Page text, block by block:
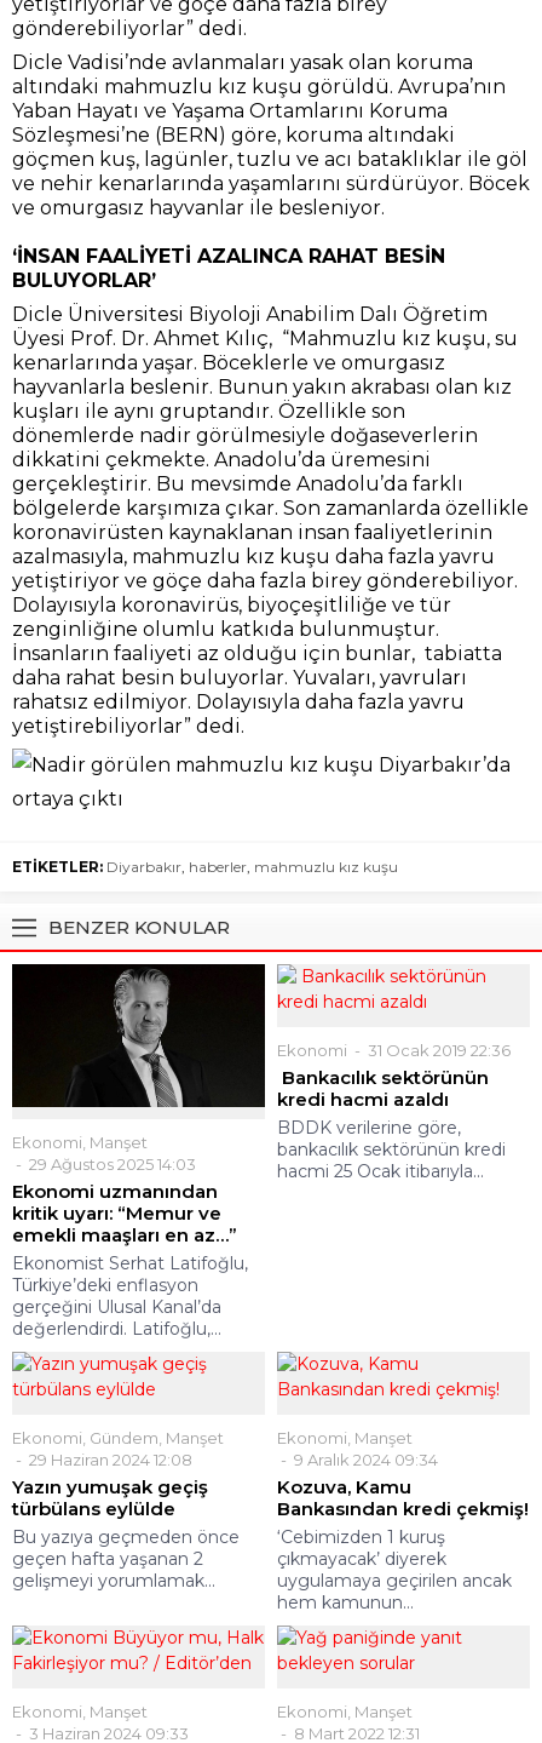
yetiştiriyorlar ve göçe daha fazla birey
gönderebiliyorlar” dedi.
Dicle Vadisi’nde avlanmaları yasak olan koruma
altındaki mahmuzlu kız kuşu görüldü. Avrupa’nın
Yaban Hayatı ve Yaşama Ortamlarını Koruma
Sözleşmesi’ne (BERN) göre, koruma altındaki
göçmen kuş, lagünler, tuzlu ve acı bataklıklar ile göl
ve nehir kenarlarında yaşamlarını sürdürüyor. Böcek
ve omurgasız hayvanlar ile besleniyor.
‘İNSAN FAALİYETİ AZALINCA RAHAT BESİN
BULUYORLAR’
Dicle Üniversitesi Biyoloji Anabilim Dalı Öğretim
Üyesi Prof. Dr. Ahmet Kılıç, “Mahmuzlu kız kuşu, su
kenarlarında yaşar. Böceklerle ve omurgasız
hayvanlarla beslenir. Bunun yakın akrabası olan kız
kuşları ile aynı gruptandır. Özellikle son
dönemlerde nadir görülmesiyle doğaseverlerin
dikkatini çekmekte. Anadolu’da üremesini
gerçekleştirir. Bu mevsimde Anadolu’da farklı
bölgelerde karşımıza çıkar. Son zamanlarda özellikle
koronavirüsten kaynaklanan insan faaliyetlerinin
azalmasıyla, mahmuzlu kız kuşu daha fazla yavru
yetiştiriyor ve göçe daha fazla birey gönderebiliyor.
Dolayısıyla koronavirüs, biyoçeşitliliğe ve tür
zenginliğine olumlu katkıda bulunmuştur.
İnsanların faaliyeti az olduğu için bunlar, tabiatta
daha rahat besin buluyorlar. Yuvaları, yavruları
rahatsız edilmiyor. Dolayısıyla daha fazla yavru
yetiştirebiliyorlar” dedi.
ETİKETLER: Diyarbakır, haberler, mahmuzlu kız kuşu
BENZER KONULAR
Ekonomi, Manşet
29 Ağustos 2025 14:03
Ekonomi uzmanından
kritik uyarı: “Memur ve
emekli maaşları en az…”
Ekonomist Serhat Latifoğlu,
Türkiye’deki enflasyon
gerçeğini Ulusal Kanal’da
değerlendirdi. Latifoğlu,...
Ekonomi 31 Ocak 2019 22:36
Bankacılık sektörünün
kredi hacmi azaldı
BDDK verilerine göre,
bankacılık sektörünün kredi
hacmi 25 Ocak itibarıyla...
Ekonomi, Gündem, Manşet
29 Haziran 2024 12:08
Yazın yumuşak geçiş
türbülans eylülde
Bu yazıya geçmeden önce
geçen hafta yaşanan 2
gelişmeyi yorumlamak...
Ekonomi, Manşet
9 Aralık 2024 09:34
Kozuva, Kamu
Bankasından kredi çekmiş!
‘Cebimizden 1 kuruş
çıkmayacak’ diyerek
uygulamaya geçirilen ancak
hem kamunun...
Ekonomi, Manşet
3 Haziran 2024 09:33
Ekonomi, Manşet
8 Mart 2022 12:31